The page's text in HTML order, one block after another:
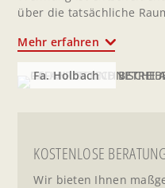
über die tatsächliche
Mehr erfahren
Fa. Holbach
KOSTENLOSE
Wir bieten Ihnen